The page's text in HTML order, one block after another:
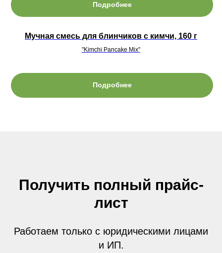
Подробнее
Мучная смесь для блинчиков с кимчи, 160 г
"Kimchi Pancake Mix"
Подробнее
Получить полный прайс-
лист
Работаем только с юридическими лицами
и ИП.